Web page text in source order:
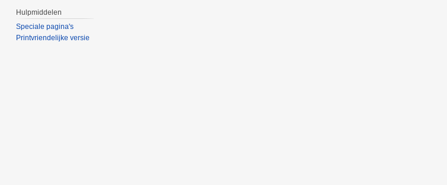
Hulpmiddelen
Speciale pagina's
Printvriendelijke versie